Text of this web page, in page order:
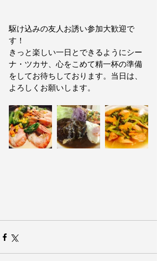
駆け込みの友人お誘い参加大歓迎で
す！
きっと楽しい一日とできるようにシー
ナ・ツカサ、心をこめて精一杯の準備
をしてお待ちしております。当日は、
よろしくお願いします。